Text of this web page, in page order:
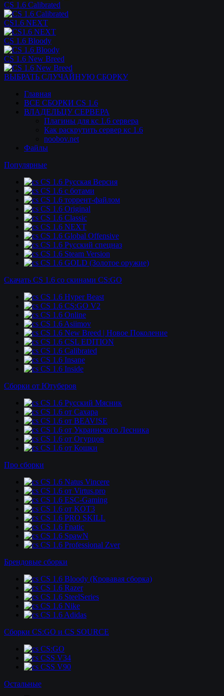
CS 1.6 Calibrated
CS1.6 NEXT
CS 1.6 Bloody
CS 1.6 New Breed
ВЫБРАТЬ СЛУЧАЙНУЮ СБОРКУ
Главная
ВСЕ СБОРКИ CS 1.6
ВЛАДЕЛЬЦУ СЕРВЕРА
Плагины для кс 1.6 сервера
Как раскрутить сервер кс 1.6
noobov.net
Файлы
Популярные
CS 1.6 Русская Версия
CS 1.6 c ботами
CS 1.6 торрент-файлом
CS 1.6 Original
CS 1.6 Classic
CS 1.6 NEXT
CS 1.6 Global Offensive
CS 1.6 Русский спецназ
CS 1.6 Steam Version
CS 1.6 GOLD (Золотое оружие)
Скачать CS 1.6 со скинами CS:GO
CS 1.6 Hyper Beast
CS 1.6 CS:GO V2
CS 1.6 Online
CS 1.6 Asiimov
CS 1.6 New Breed | Новое Поколение
CS 1.6 CSL EDITION
CS 1.6 Calibrated
CS 1.6 Insane
CS 1.6 Inside
Сборки от Ютуберов
CS 1.6 Русский Мясник
CS 1.6 от Сахара
CS 1.6 от BEAV!SE
CS 1.6 от Украинского Лесника
CS 1.6 от Огурцов
CS 1.6 от Кошки
Про сборки
CS 1.6 Natus Vincere
CS 1.6 от Virtus.pro
CS 1.6 ESC-Gaming
CS 1.6 от KOT3
CS 1.6 PRO SKILL
CS 1.6 Fnatic
CS 1.6 SpawN
CS 1.6 Professional Zver
Брендовые сборки
CS 1.6 Bloody (Кровавая сборка)
CS 1.6 Razer
CS 1.6 SteelSeries
CS 1.6 Nike
CS 1.6 Adidas
Сборки CS:GO и CS SOURCE
CS:GO
CSS V34
CSS V90
Остальные